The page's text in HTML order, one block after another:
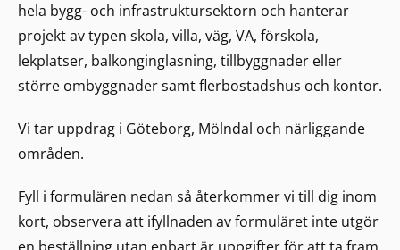
hela bygg- och infrastruktursektorn och hanterar
projekt av typen skola, villa, väg, VA, förskola,
lekplatser, balkonginglasning, tillbyggnader eller
större ombyggnader samt flerbostadshus och kontor.
Vi tar uppdrag i Göteborg, Mölndal och närliggande
områden.
Fyll i formulären nedan så återkommer vi till dig inom
kort, observera att ifyllnaden av formuläret inte utgör